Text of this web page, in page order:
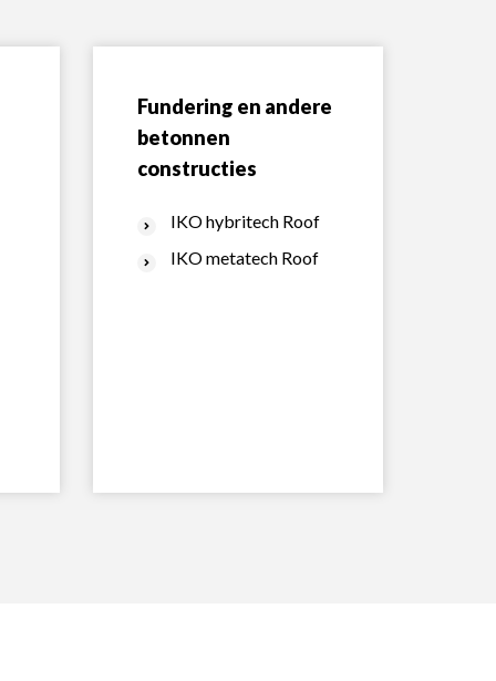
Fundering en andere
betonnen
constructies
IKO hybritech Roof
IKO metatech Roof